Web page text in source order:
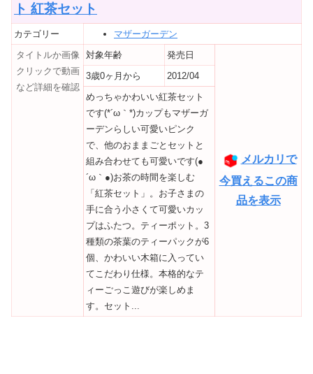
ト 紅茶セット
カテゴリー
マザーガーデン
タイトルか画像
クリックで動画
など詳細を確認
対象年齢 発売日
メルカリで
今買えるこの商
品を表示
3歳0ヶ月から
2012/04
めっちゃかわいい紅茶セット
です(*´ω｀*)カップもマザーガ
ーデンらしい可愛いピンク
で、他のおままごとセットと
組み合わせても可愛いです(●
´ω｀●)お茶の時間を楽しむ
「紅茶セット」。お子さまの
手に合う小さくて可愛いカッ
プはふたつ。ティーポット。3
種類の茶葉のティーパックが6
個、かわいい木箱に入ってい
てこだわり仕様。本格的なテ
ィーごっこ遊びが楽しめま
す。セット...